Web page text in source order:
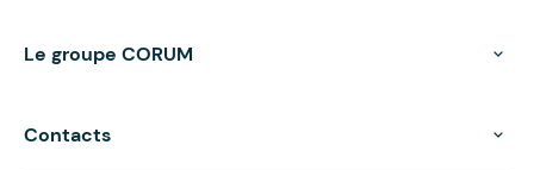
Le groupe CORUM
Contacts